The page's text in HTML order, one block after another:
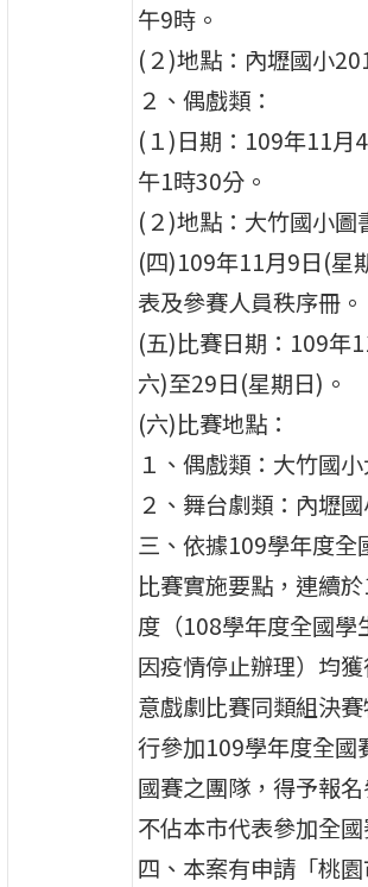
午9時。
(２)地點：內壢國小
２、偶戲類：
(１)日期：109年11月
午1時30分。
(２)地點：大竹國小圖
(四)109年11月9日(星
表及參賽人員秩序冊。
(五)比賽日期：109年
六)至29日(星期日)。
(六)比賽地點：
１、偶戲類：大竹國小
２、舞台劇類：內壢
三、依據109學年度全
比賽實施要點，連續
度（108學年度全國學
因疫情停止辦理）均
意戲劇比賽同類組決
行參加109學年度全國
國賽之團隊，得予報
不佔本市代表參加全國
四、本案有申請「桃